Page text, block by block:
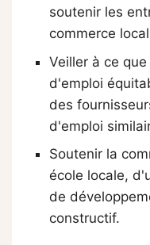
soutenir les
commerce
Veiller à ce
d'emploi
des
d'emploi
Soutenir la
école locale,
de
constructif.